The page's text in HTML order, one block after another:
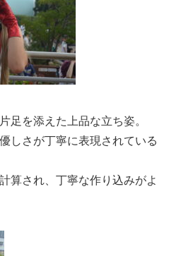
足を添えた上品な立ち姿。
しさが丁寧に表現されている
算され、丁寧な作り込みがよ